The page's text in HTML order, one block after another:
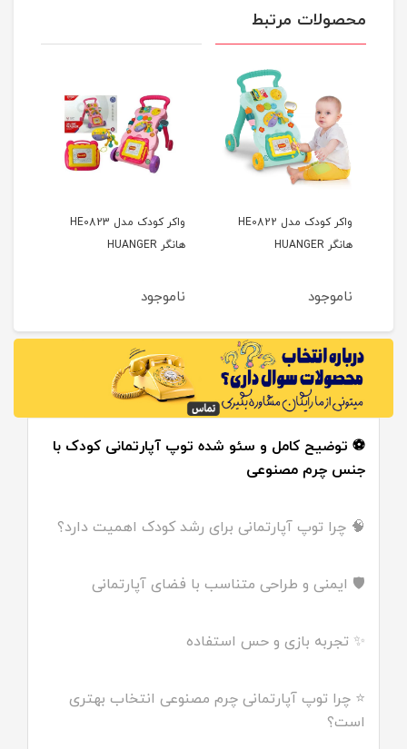
محصولات مرتبط
واکر کودک مدل HE0822
هانگر HUANGER
ناموجود
واکر کودک مدل HE0823
هانگر HUANGER
ناموجود
⚽ توضیح کامل و سئو شده توپ آپارتمانی کودک با
جنس چرم مصنوعی
🧠 چرا توپ آپارتمانی برای رشد کودک اهمیت دارد؟
🛡️ ایمنی و طراحی متناسب با فضای آپارتمانی
✨ تجربه بازی و حس استفاده
⭐ چرا توپ آپارتمانی چرم مصنوعی انتخاب بهتری
است؟